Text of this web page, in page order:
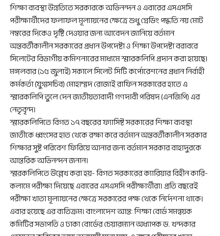
শিক্ষা ব্যবস্থা উন্নতিতে সরকারকে অভিনন্দন ও এবারের এসএসসি
পরীক্ষার্থীদের ফলাফল মূল্যায়নের ক্ষেত্রে শুধু গ্রেডিং পদ্ধতি নয় মোট
নম্বরের দিকেও দৃষ্টি দেওয়ার জন্য আবেদন জানিয়ে বর্তমান
অন্তবর্তীকালীন সরকারের প্রধান উপদেষ্টা ও শিক্ষা উপদেষ্টা বরাবরে
সিলেটের বিভাগীয় কমিশনারের মাধ্যমে স্মারকলিপি প্রদান করা হয়েছে।
মঙ্গলবার (১৫ জুলাই) সকালে সিলেট সিটি কর্পোরেশনের প্রধান নির্বাহী
কর্মকর্তা (যুগ্মসচিব) মোহাম্মদ রোজাই রাফিন সরকারের হাতে এ
স্মারকলিপি তুলে দেন জাতীয়তাবাদী গণদাবী পরিষদ (এনজিপি) এর
নেতৃবৃন্দ।
স্মারকলিপিতে বিগত ১৭ বছরের ফ্যাসিষ্ট সরকারের শিক্ষা ব্যবস্থা
জাতীকে ধ্বংসের হাত থেকে রক্ষা করে বর্তমান অন্তবর্তীকালীন সরকার
শিক্ষার সুষ্ট পরিবেশ ফিরিয়ে আনার জন্য বর্তমান সরকার বাহাদুরকে
আন্তরিক অভিনন্দন জনান।
স্মরকলিপিতে উল্লেখ করা হয়- বিগত সরকারের ক্যারিয়ার বিহীন কারি-
কলামে পরীক্ষা দিয়েছে এবারের এসএসসি পরীক্ষার্থীরা। প্রতি বছরেই
পরীক্ষা খাতা মূল্যায়নের ক্ষেত্রে সরকারের পক্ষ থেকে নির্দেশনা থাকে।
এবার হয়েছে এর ব্যতিক্রম। বাংলাদেশ আন্ত: শিক্ষা বোর্ড সমন্বয়ক
কমিটির সভাপতি ও ঢাকা বোর্ডের চেয়ারম্যান অধ্যাপক ড. খন্দকার